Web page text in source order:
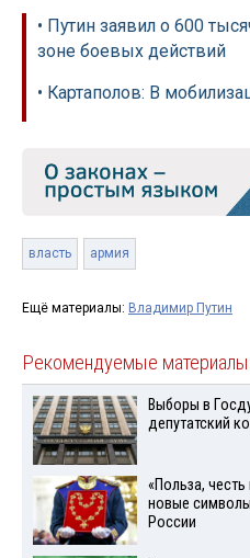
• Путин заявил о 600
зоне боевых действий
• Картаполов: В
власть армия
Ещё материалы: Владимир Путин
Рекомендуемые материалы
Выборы в
депутатский
«Польза,
новые
России